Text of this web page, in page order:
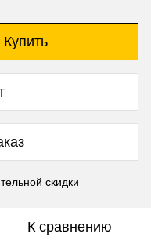
Купить
скидки
К сравнению